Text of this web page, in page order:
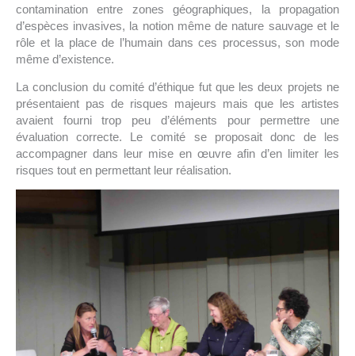
contamination entre zones géographiques, la propagation
d’espèces invasives, la notion même de nature sauvage et le
rôle et la place de l’humain dans ces processus, son mode
même d’existence.
La conclusion du comité d’éthique fut que les deux projets ne
présentaient pas de risques majeurs mais que les artistes
avaient fourni trop peu d’éléments pour permettre une
évaluation correcte. Le comité se proposait donc de les
accompagner dans leur mise en œuvre afin d’en limiter les
risques tout en permettant leur réalisation.